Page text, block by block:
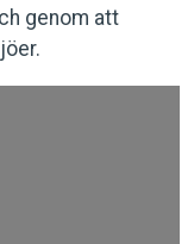
genom att